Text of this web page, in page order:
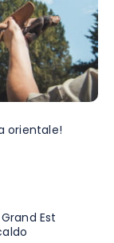
orientale!
Est